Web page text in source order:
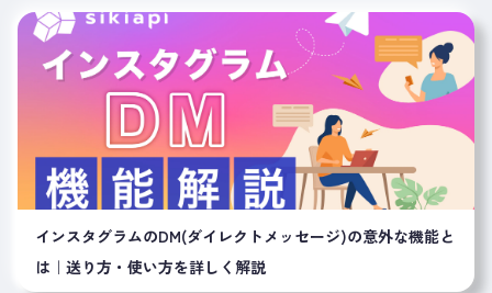
インスタグラムのDM(ダイレクトメッセージ)の意外な機能と
は｜送り方・使い方を詳しく解説